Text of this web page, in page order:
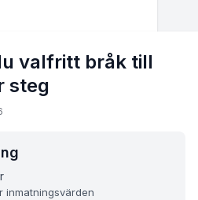
valfritt bråk till
steg
inmatningsvärden